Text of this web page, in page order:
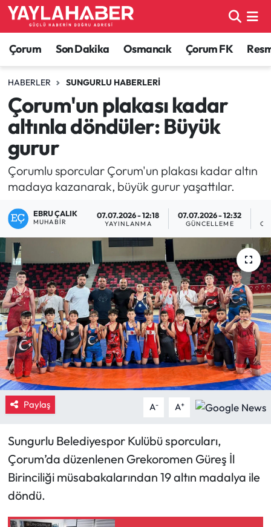
Çorum Son Dakika Osmancık Çorum FK
HABERLER SUNGURLU HABERLERI
Çorum'un plakası kadar
altınla döndüler: Büyük
gurur
Çorumlu sporcular Çorum'un plakası kadar altın
madaya kazanarak, büyük gurur yaşattılar.
EBRU ÇALIK
MUHABIR
07.07.2026 - 12:18
YAYINLANMA
07.07.2026 - 12:32
GÜNCELLEME
Paylaş A- A+
Sungurlu Belediyespor Kulübü sporcuları,
Çorum’da düzenlenen Grekoromen Güreş İl
Birinciliği müsabakalarından 19 altın madalya ile
döndü.
Alaca Haberleri
Bayat Haberleri
Bilgi - Keşfet Haberleri
Bilim ve Teknoloji
Boğazkale Haberleri
Çorum Son Dakika Haberleri
Dodurga Haberleri
Eğitim
Ekonomi
Güncel
İskilip Haberleri
Kargı Haberleri
Kimdir?
Kültür Sanat
Çorum Nöbetçi Eczaneler
Çorum Hava Durumu
Çorum Namaz Vakitleri
Çorum Trafik Yoğunluk Haritası
TFF 1.Lig Puan Durumu ve Fikstür
Haber Arşivi